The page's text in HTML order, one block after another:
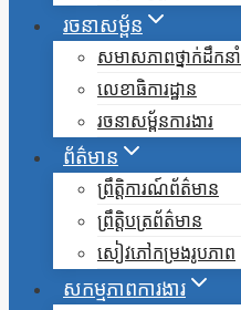
រចនាសម្ព័ន
សមាសភាពថ្នាក់ដឹកនាំ
លេខាធិការដ្ឋាន
រចនាសម្ព័នការងារ
ព័ត៌មាន
ព្រឹត្តិការណ៍ព័ត៌មាន
ព្រឹត្តិបត្រព័ត៌មាន
សៀវភៅកម្រងរូបភាព
សកម្មភាពការងារ